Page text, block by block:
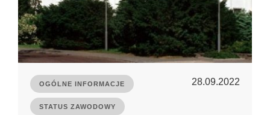
OGÓLNE INFORMACJE
STATUS ZAWODOWY
28.09.2022